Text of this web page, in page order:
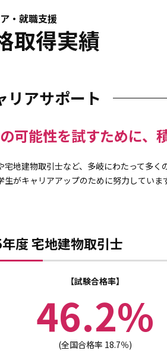
・就職支援
取得実績
リアサポート
可能性を試すために、
宅地建物取引士など、多岐にわたって多く
生がキャリアアップのために努力していま
度 宅地建物取引士
試験合格率
46.2%
(全国合格率 18.7％)